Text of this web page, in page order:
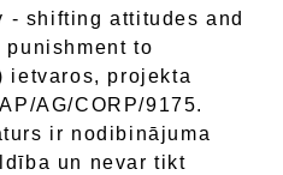
- shifting attitudes and
to
ietvaros, projekta
AG/CORP/9175.
ir nodibinājuma
un nevar tikt